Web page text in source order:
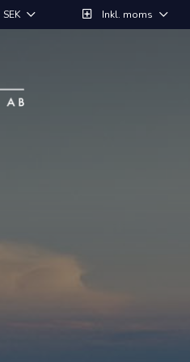
SEK Inkl. moms